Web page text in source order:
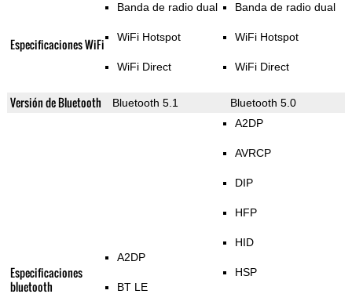
Especificaciones WiFi
Banda de radio dual
WiFi Hotspot
WiFi Direct
Banda de radio dual
WiFi Hotspot
WiFi Direct
Versión de Bluetooth Bluetooth 5.1 Bluetooth 5.0
Especificaciones
bluetooth
A2DP
BT LE
A2DP
AVRCP
DIP
HFP
HID
HSP